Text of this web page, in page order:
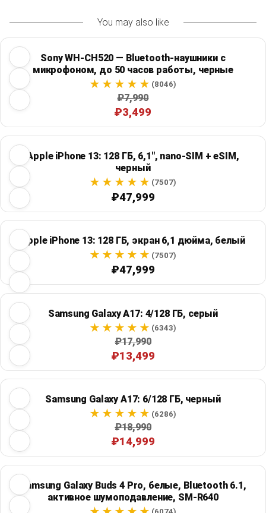
You may also like
Sony WH-CH520 — Bluetooth-наушники с
микрофоном, до 50 часов работы, черные
(8046)
₽7,990
₽3,499
Apple iPhone 13: 128 ГБ, 6,1", nano-SIM + eSIM,
черный
(7507)
₽47,999
Apple iPhone 13: 128 ГБ, экран 6,1 дюйма, белый
(7507)
₽47,999
Samsung Galaxy A17: 4/128 ГБ, серый
(6343)
₽17,990
₽13,499
Samsung Galaxy A17: 6/128 ГБ, черный
(6286)
₽18,990
₽14,999
Samsung Galaxy Buds 4 Pro, белые, Bluetooth 6.1,
активное шумоподавление, SM-R640